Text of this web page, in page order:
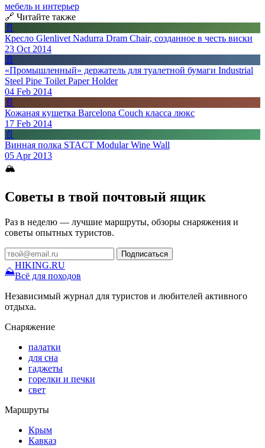
мебель и интерьер
🔗 Читайте также
📄
Кресло Glenlivet Nadurra Dram Chair, созданное в честь виски
23 Oct 2014
📄
«Промышленный» держатель для туалетной бумаги Industrial
Steel Pipe Toilet Paper Holder
04 Feb 2014
📄
Кожаная кушетка Barcelona Couch класса люкс
17 Feb 2014
📄
Винная полка STACT Modular Wine Wall
05 Apr 2013
🏔
Советы в твой почтовый ящик
Раз в неделю — лучшие маршруты, обзоры снаряжения и
советы опытных туристов.
Подписаться
⛰
HIKING.RU
Всё для походов
Независимый журнал для туристов и любителей активного
отдыха.
Снаряжение
палатки
для сна
гаджеты
горелки и печки
свет
Маршруты
Крым
Кавказ